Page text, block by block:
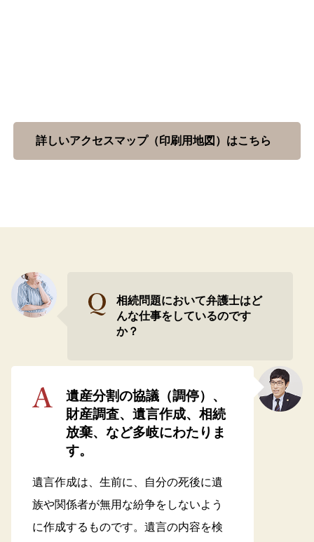
詳しいアクセスマップ（印刷用地図）はこちら
相続問題において弁護士はど
んな仕事をしているのです
か？
遺産分割の協議（調停）、
財産調査、遺言作成、相続
放棄、など多岐にわたりま
す。
遺言作成は、生前に、自分の死後に遺
族や関係者が無用な紛争をしないよう
に作成するものです。遺言の内容を検